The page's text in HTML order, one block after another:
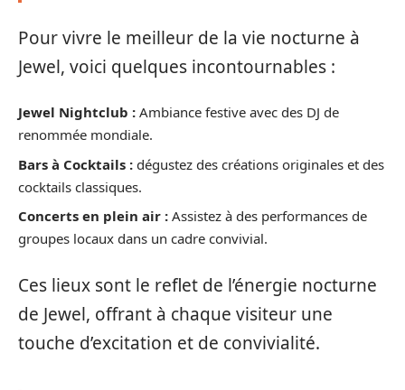
Pour vivre le meilleur de la vie nocturne à
Jewel, voici quelques incontournables :
Jewel Nightclub : Ambiance festive avec des DJ de
renommée mondiale.
Bars à Cocktails : dégustez des créations originales et des
cocktails classiques.
Concerts en plein air : Assistez à des performances de
groupes locaux dans un cadre convivial.
Ces lieux sont le reflet de l’énergie nocturne
de Jewel, offrant à chaque visiteur une
touche d’excitation et de convivialité.